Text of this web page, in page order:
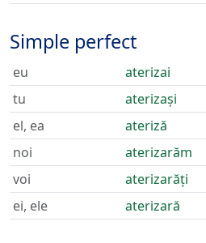
Simple perfect
eu
aterizai
tu
aterizași
el, ea
ateriză
noi
aterizarăm
voi
aterizarăți
ei, ele
aterizară